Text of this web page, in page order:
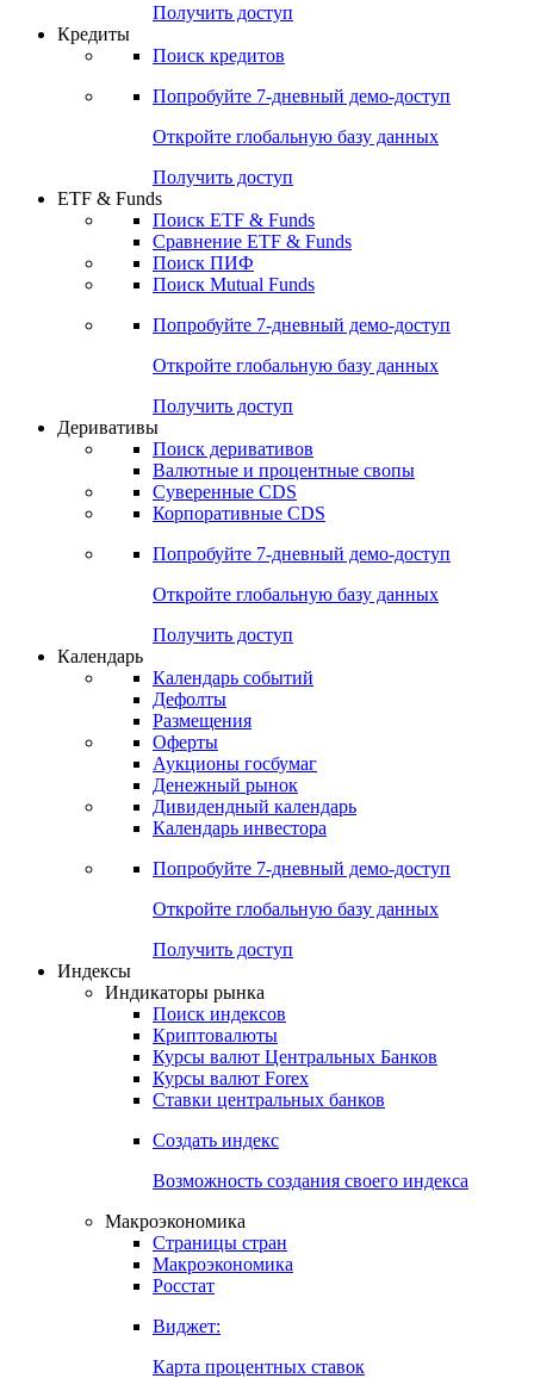
Получить доступ
Кредиты
Поиск кредитов
Попробуйте 7-дневный демо-доступ
Откройте глобальную базу данных
Получить доступ
ETF & Funds
Поиск ETF & Funds
Сравнение ETF & Funds
Поиск ПИФ
Поиск Mutual Funds
Попробуйте 7-дневный демо-доступ
Откройте глобальную базу данных
Получить доступ
Деривативы
Поиск деривативов
Валютные и процентные свопы
Суверенные CDS
Корпоративные CDS
Попробуйте 7-дневный демо-доступ
Откройте глобальную базу данных
Получить доступ
Календарь
Календарь событий
Дефолты
Размещения
Оферты
Аукционы госбумаг
Денежный рынок
Дивидендный календарь
Календарь инвестора
Попробуйте 7-дневный демо-доступ
Откройте глобальную базу данных
Получить доступ
Индексы
Индикаторы рынка
Поиск индексов
Криптовалюты
Курсы валют Центральных Банков
Курсы валют Forex
Ставки центральных банков
Создать индекс
Возможность создания своего индекса
Макроэкономика
Страницы стран
Макроэкономика
Росстат
Виджет:
Карта процентных ставок